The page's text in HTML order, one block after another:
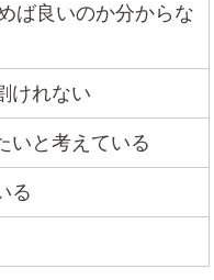
ば良いのか分からな
けれない
いと考えている
る